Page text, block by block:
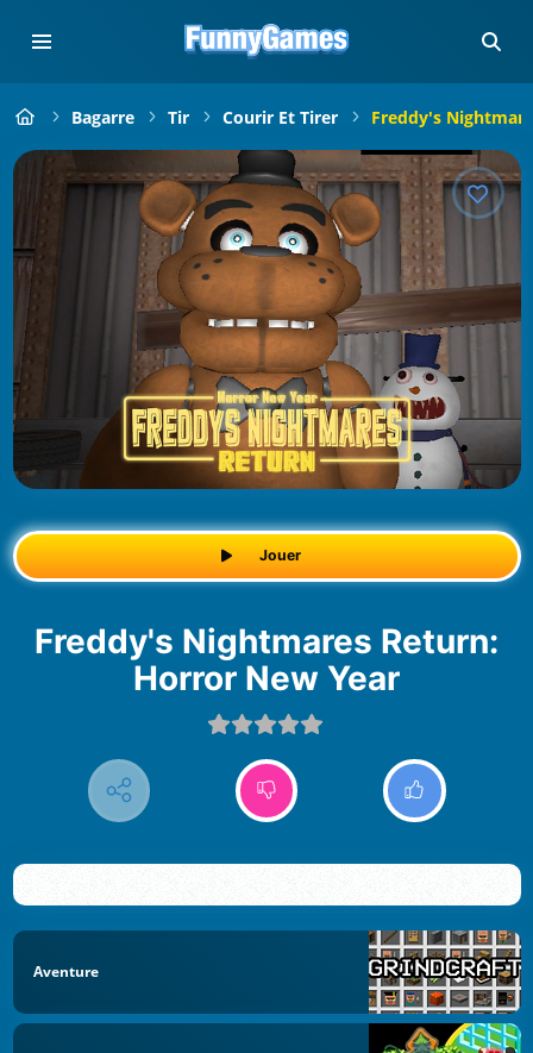
Bagarre Tir Courir Et Tirer Freddy's
Jouer
Freddy's Nightmares Return:
Horror New Year
Aventure